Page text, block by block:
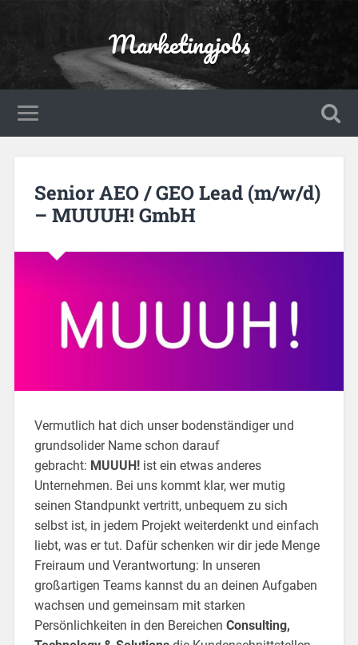
Marketingjobs
Senior AEO / GEO Lead (m/w/d)
– MUUUH! GmbH
Vermutlich hat dich unser bodenständiger und
grundsolider Name schon darauf
gebracht: MUUUH!ist ein etwas anderes
Unternehmen. Bei uns kommt klar, wer mutig
seinen Standpunkt vertritt, unbequem zu sich
selbst ist, in jedem Projekt weiterdenkt und einfach
liebt, was er tut. Dafür schenken wir dir jede Menge
Freiraum und Verantwortung: In unseren
großartigen Teams kannst du an deinen Aufgaben
wachsen und gemeinsam mit starken
Persönlichkeiten in den Bereichen Consulting,